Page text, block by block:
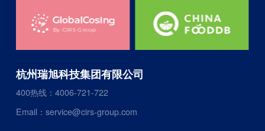
杭州瑞旭科技集团有限公司
400热线：4006-721-722
Email：service@cirs-group.com